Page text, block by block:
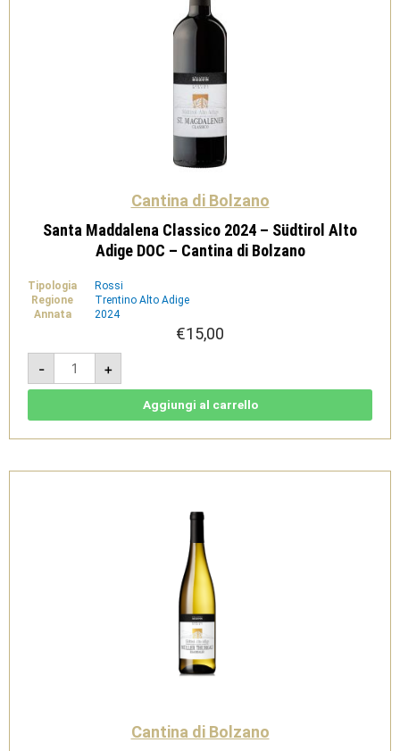
Cantina di Bolzano
Santa Maddalena Classico 2024 – Südtirol Alto
Adige DOC – Cantina di Bolzano
Tipologia
Rossi
Regione
Trentino Alto Adige
Annata
2024
€15,00
-
Santa
Maddalena
Classico
2024
Adige
Cantina
+
Aggiungi al carrello
Cantina di Bolzano